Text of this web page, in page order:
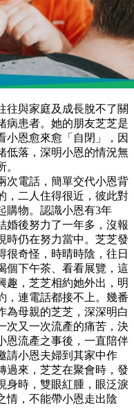
往與家庭及成長脫不了關
病患者。她的朋友芝芝是
小恩愈來愈「自閉」，因
低落，深明小恩的情況無
次電話，簡單交代小恩背
，二人住得很近，彼此對
購物。認識小恩有3年
婚後努力了一年多，沒報
時仍在努力當中。芝芝發
很奇怪，時晴時陰，往日
個下午茶、看看展覽，這
趣，芝芝相約她外出，明
，連電話都接不上。幾番
為母親的芝芝，深深明白
次又一次流產的痛苦，決
恩流產之事後，一直陪伴
請小恩夫婦到其家中作
過來，芝芝在聚會時，發
身時，雙眼紅腫，眼泛淚
情，不能帶小恩走出陰